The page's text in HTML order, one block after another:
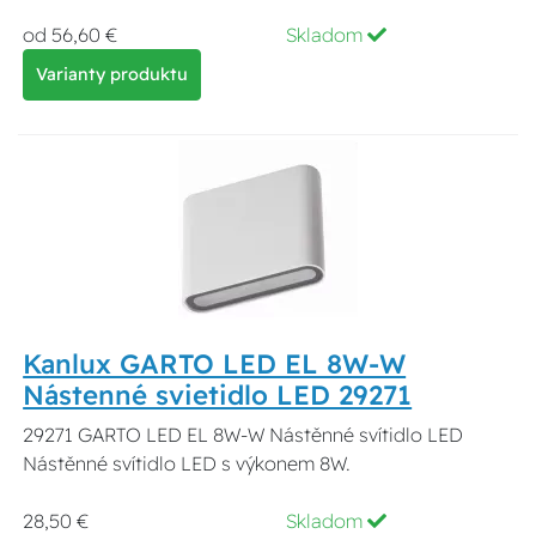
od 56,60 € Skladom
Varianty produktu
Kanlux GARTO LED EL 8W-W
Nástenné svietidlo LED 29271
29271 GARTO LED EL 8W-W Nástěnné svítidlo LED
Nástěnné svítidlo LED s výkonem 8W.
28,50 €
Skladom